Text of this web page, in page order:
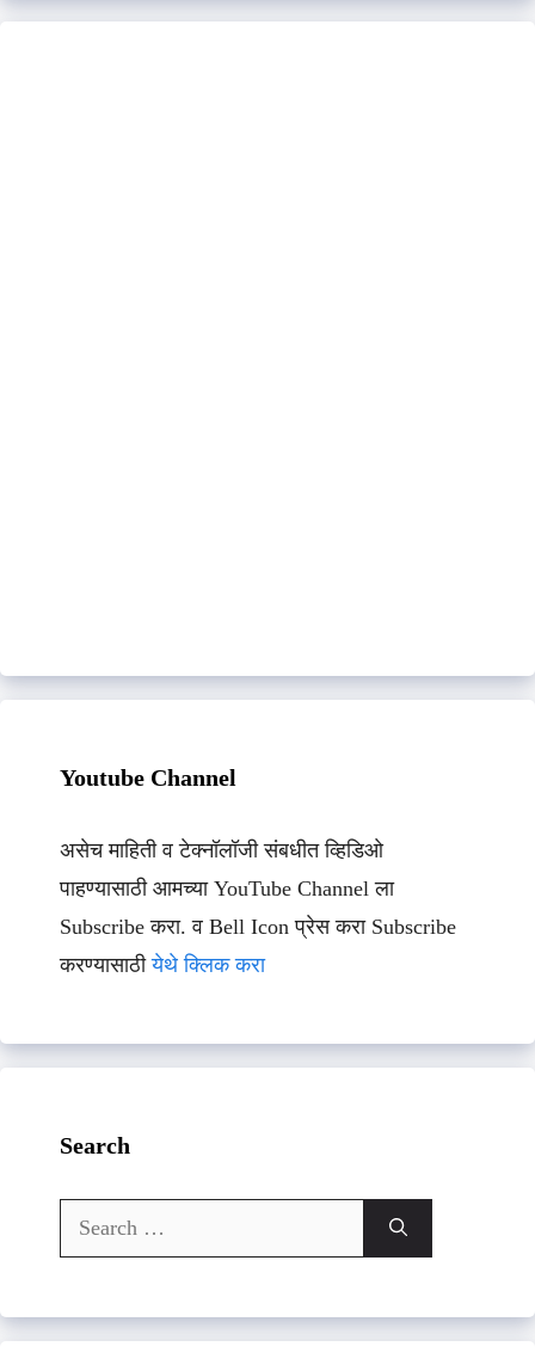
Youtube Channel
असेच माहिती व टेक्नॉलॉजी संबधीत व्हिडिओ
पाहण्यासाठी आमच्या YouTube Channel ला
Subscribe करा. व Bell Icon प्रेस करा Subscribe
करण्यासाठीयेथे क्लिक करा
Search
Search
for: